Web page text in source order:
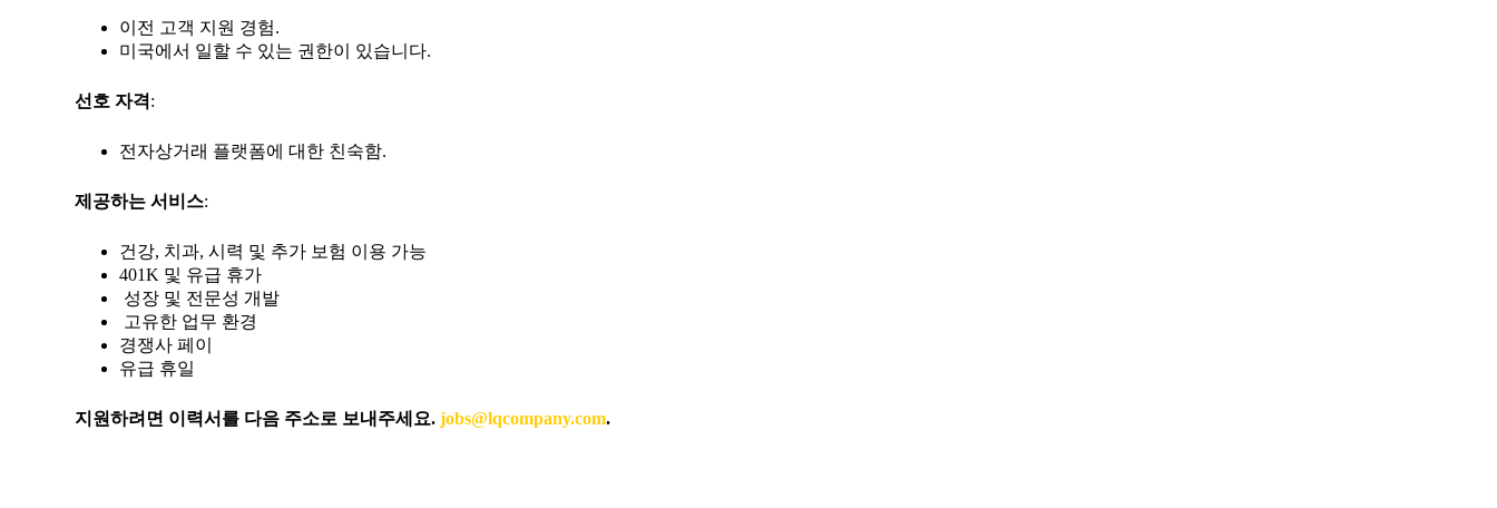
이전 고객 지원 경험.
미국에서 일할 수 있는 권한이 있습니다.
선호 자격:
전자상거래 플랫폼에 대한 친숙함.
제공하는 서비스:
건강, 치과, 시력 및 추가 보험 이용 가능
401K 및 유급 휴가
성장 및 전문성 개발
고유한 업무 환경
경쟁사 페이
유급 휴일
지원하려면 이력서를 다음 주소로 보내주세요.jobs@lqcompany.com.